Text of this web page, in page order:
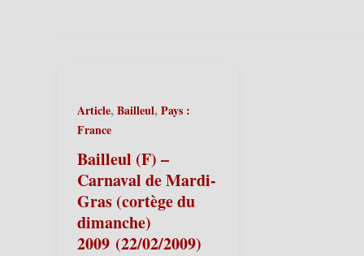
Article,Bailleul,Pays :
France
Bailleul (F) –
Carnaval de Mardi-
Gras (cortège du
dimanche)
2009 (22/02/2009)